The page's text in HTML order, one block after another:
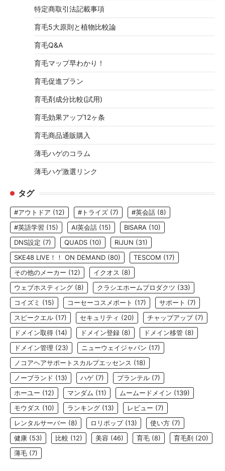
特定商取引法記載事項
育毛5大原則と植物比較論
育毛Q&A
育毛マップ早わかり！
育毛促進プラン
育毛剤成分比較(試用)
育毛効果アップ12ヶ条
育毛商品通販購入
薄毛ハゲのコラム
薄毛ハゲ激選リンク
タグ
#アウトドア (12) #トライズ (7) #英会話 (8)
#英語学習 (15) AI英会話 (15) BISARA (10)
DNS設定 (7) QUADS (10) RiJUN (31)
SKE48 LIVE！！ ON DEMAND (80) TESCOM (17)
その他のメーカー (12) イクオス (8)
ウェブホスティング (8) クラシエホームプロダクツ (33)
コイズミ (15) コーセーコスメポート (17) サポート (7)
スピークエル (17) セキュリティ (20) チャップアップ(7)
ドメイン取得 (14) ドメイン登録 (8) ドメイン移管 (8)
ドメイン管理 (23) ニューウェイジャパン (17)
ノコアヘアサポートスカルプエッセンス (18)
ノーブランド (13) ハゲ (7) プランテル (7)
ホーユー (12) マンダム (11) ムームードメイン (139)
モウダス (10) ランキング (13) レビュー (7)
レンタルサーバー (8) ロリポップ(13) 使い方 (7)
健康 (53) 比較 (12) 美容 (46) 育毛 (8) 育毛剤 (20)
薄毛 (7)